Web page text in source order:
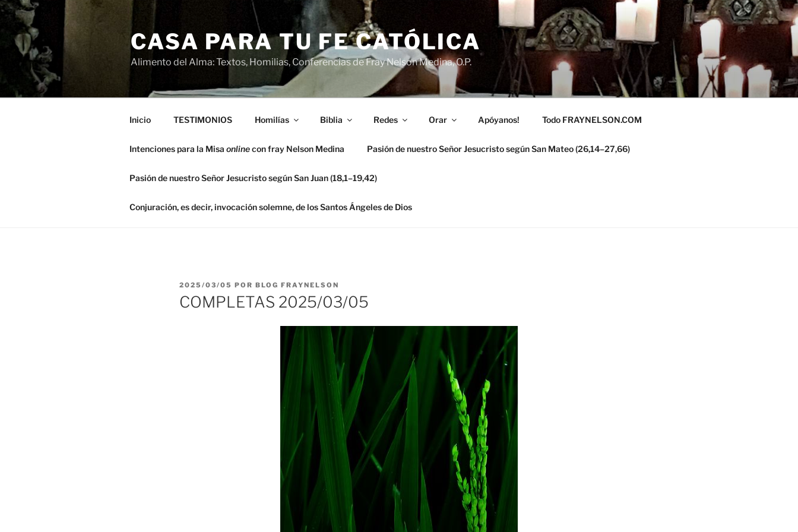
Saltar
contenido
CASA PARA TU FE CATÓLICA
Alimento del Alma: Textos, Homilias, Conferencias de Fray Nelson Medina, O.P.
Inicio TESTIMONIOS Homilías Biblia Redes Orar Apóyanos! Todo FRAYNELSON.COM
Intenciones para la Misa onlinecon fray Nelson Medina Pasión de nuestro Señor Jesucristo según San Mateo (26,14–27,66)
Pasión de nuestro Señor Jesucristo según San Juan (18,1–19,42)
Conjuración, es decir, invocación solemne, de los Santos Ángeles de Dios
PUBLICADO
EL
2025/03/05 POR BLOG FRAYNELSON
COMPLETAS 2025/03/05